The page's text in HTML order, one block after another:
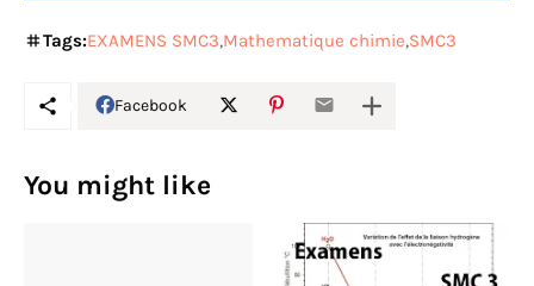
Tags:EXAMENS SMC3 Mathematique chimie SMC3
Facebook
You might like